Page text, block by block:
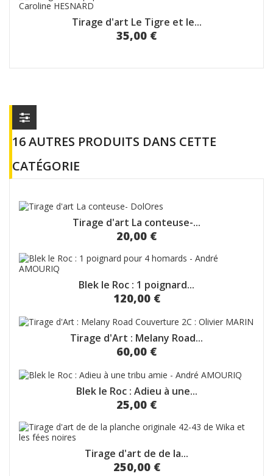
Tirage d'art Le Tigre et le...
35,00 €
16 AUTRES PRODUITS DANS CETTE
CATÉGORIE
Tirage d'art La conteuse-...
20,00 €
Blek le Roc : 1 poignard...
120,00 €
Tirage d'Art : Melany Road...
60,00 €
Blek le Roc : Adieu à une...
25,00 €
Tirage d'art de de la...
250,00 €